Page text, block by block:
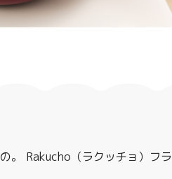
。 Rakucho（ラクッチョ）フラ